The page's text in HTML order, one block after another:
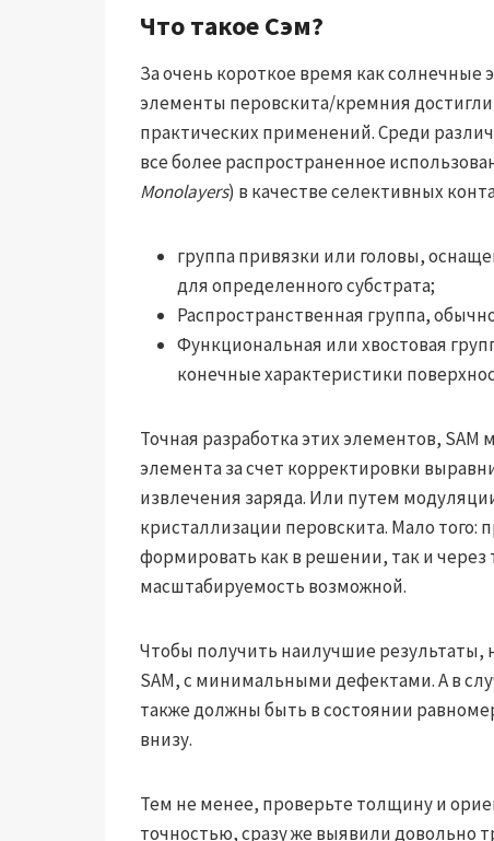
Что такое Сэм?
За очень короткое время как
элементы перовскита/кремния
практических применений. Среди
все более распространенное
Monolayers) в качестве селективных
группа привязки или головы,
для определенного субстрата;
Распространственная группа,
Функциональная или хвостовая
конечные характеристики
Точная разработка этих элементов,
элемента за счет корректировки
извлечения заряда. Или путем
кристаллизации перовскита. Мало того:
формировать как в решении, так и
масштабируемость возможной.
Чтобы получить наилучшие
SAM, с минимальными дефектами. А в
также должны быть в состоянии
внизу.
Тем не менее, проверьте толщину и
точностью, сразу же выявили довольно